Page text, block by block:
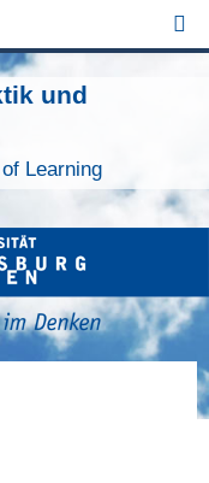
und
Learning